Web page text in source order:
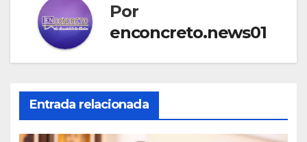
Por
enconcreto.news01
Entrada relacionada